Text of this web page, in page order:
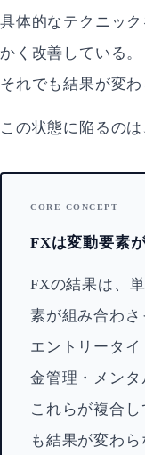
具体的なテクニッ
かく改善している。
それでも結果が変わ
この状態に陥るの
CORE CONCEPT
FXは変動要素
FXの結果は、
素が組み合わさ
エントリータ
金管理・メン
これらが複合
も結果が変わ